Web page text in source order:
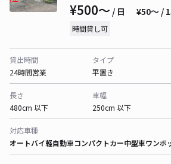
¥500〜 / 日 ¥50〜 /
時間貸し可
貸出時間
24時間営業
タイプ
平置き
長さ
480cm 以下
車幅
250cm 以下
対応車種
オートバイ軽自動車コンパクトカー中型車ワンボ